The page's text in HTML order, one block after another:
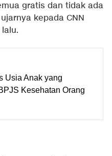
gratis dan tidak ada
kepada CNN
Usia Anak yang
Kesehatan Orang